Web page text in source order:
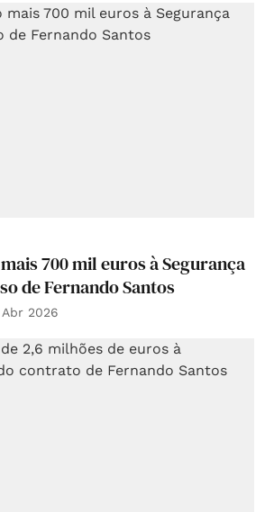
700 mil euros à Segurança
de Fernando Santos
Abr 2026